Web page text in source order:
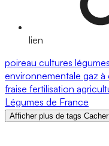
lien
poireau cultures légumes
environnementale gaz à
fraise fertilisation
Légumes de France
Afficher plus de tags